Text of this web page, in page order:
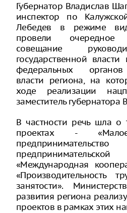
Губернатор Владислав
инспектор по
Лебедев в режиме
провели очередное
совещание
государственной
федеральных органов
власти региона, на
ходе реализации
заместитель
В частности речь шла о
проектах -
«Международная
«Производительность
занятости».
развития региона
проектов в рамках этих